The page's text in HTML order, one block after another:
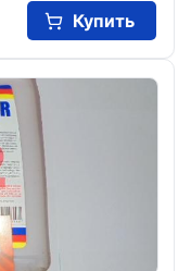
Купить